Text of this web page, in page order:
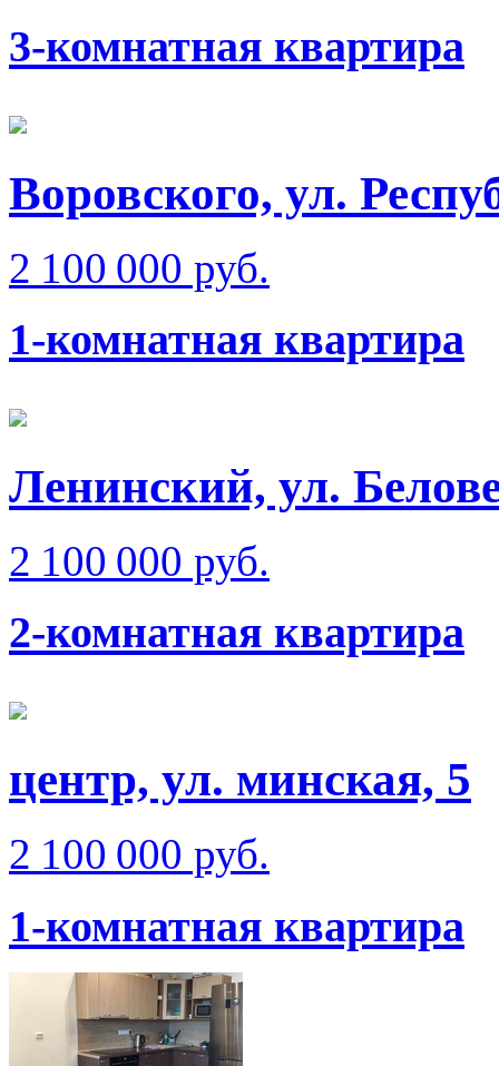
3-комнатная квартира
Воровского, ул.
2 100 000 руб.
1-комнатная квартира
Ленинский, ул.
2 100 000 руб.
2-комнатная квартира
центр, ул. минская, 5
2 100 000 руб.
1-комнатная квартира